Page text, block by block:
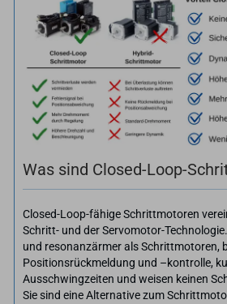
Was sind Closed-Loop-
Closed-Loop-fähige Schrittmotoren
Schritt- und der Servomotor-
und resonanzärmer als Schrittmotoren,
Positionsrückmeldung und –kontrolle,
Ausschwingzeiten und weisen keinen
Sie sind eine Alternative zum